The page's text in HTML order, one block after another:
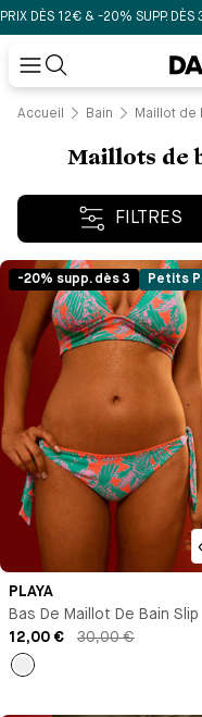
12€ & -20% SUPP. DÈS 3 ART.
Accueil Bain Maillot de
Maillots de
FILTRES
-20% supp. dès 3 Petits
PLAYA
Bas De Maillot De Bain Slip
12,00 €
30,00 €